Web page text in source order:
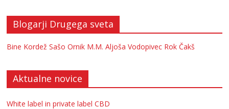
Blogarji Drugega sveta
Bine Kordež Sašo Ornik M.M. Aljoša Vodopivec Rok Čakš
Aktualne novice
White label in private label CBD